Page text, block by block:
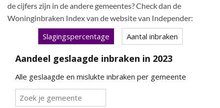
de cijfers zijn in de andere gemeentes? Check dan de
Woninginbraken Index van de website van Independer: